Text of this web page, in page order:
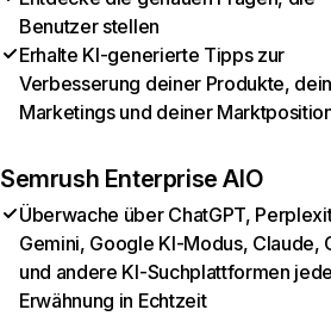
Benutzer stellen
Erhalte KI-generierte Tipps zur
Verbesserung deiner Produkte,
Marketings und deiner
Semrush Enterprise AIO
Überwache über ChatGPT,
Gemini, Google KI-Modus, Claude,
und andere KI-Suchplattformen
Erwähnung in Echtzeit